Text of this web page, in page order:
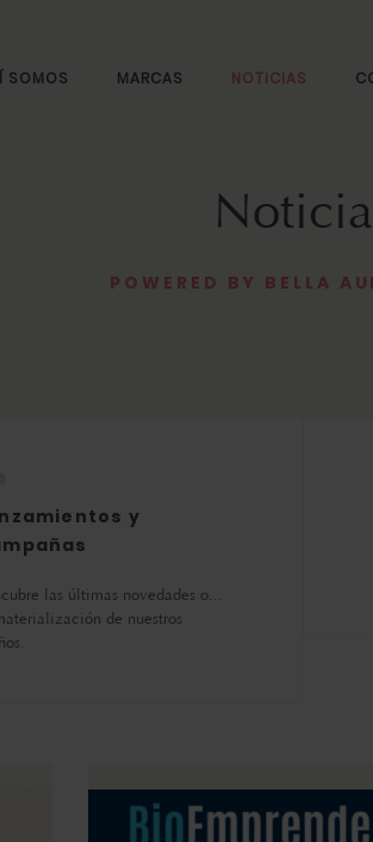
SOMOS MARCAS NOTICIAS
POWERED BY BELLA
y
las últimas novedades o...
de nuestros